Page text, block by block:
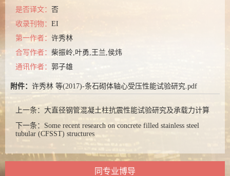
是否译文： 否
收录刊物： EI
第一作者： 许秀林
合写作者： 柴振岭,叶勇,王兰,侯炜
通讯作者： 郭子雄
附件： 许秀林 等(2017)-条石砌体轴心受压性能试验研究.pdf
上一条： 大直径钢管混凝土柱抗震性能试验研究及承载力计算
下一条： Some recent research on concrete filled stainless steel
tubular (CFSST) structures
同专业博导